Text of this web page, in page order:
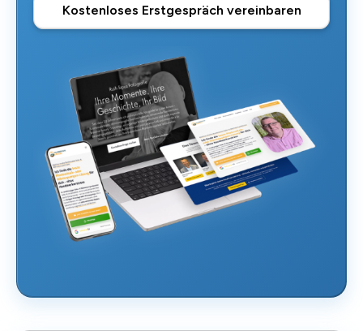
Kostenloses Erstgespräch vereinbaren